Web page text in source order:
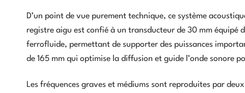
D’un point de vue purement technique, ce système
registre aigu est confié à un transducteur de 30 mm équipé
ferrofluide, permettant de supporter des puissances
de 165 mm qui optimise la diffusion et guide l’onde sonore
Les fréquences graves et médiums sont reproduites par